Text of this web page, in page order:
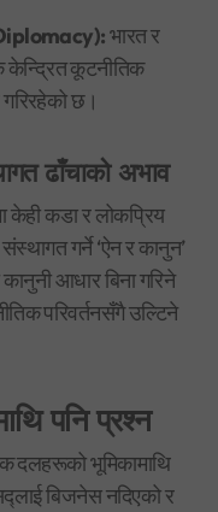
भारत र
केन्द्रित कूटनीतिक
छ।
ढाँचाको अभाव
केही कडा र लोकप्रिय
गर्ने ‘ऐन र कानुन’
आधार बिना गरिने
परिवर्तनसँगै उल्टिने
पनि प्रश्न
दलहरूको भूमिकामाथि
बिजनेस नदिएको र